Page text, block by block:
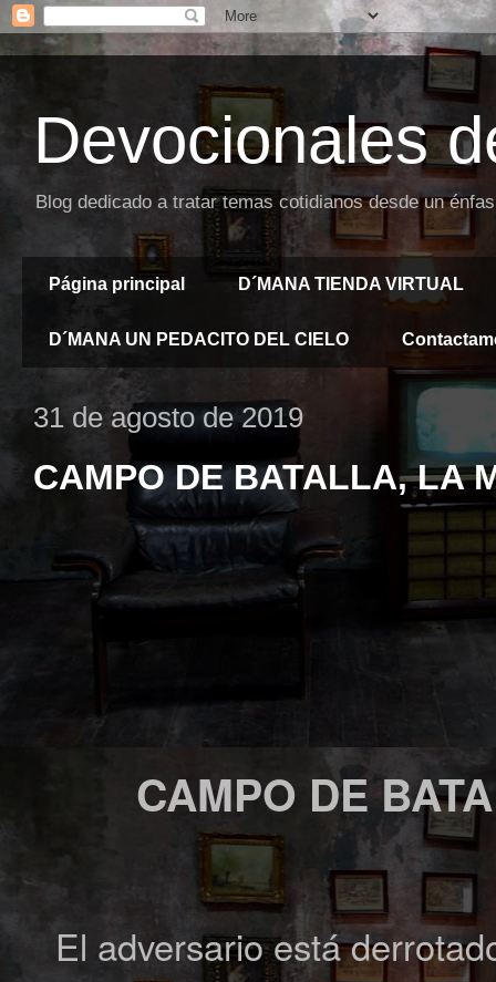
Devocionales
Blog dedicado a tratar temas cotidianos desde un
Página principal D´MANA TIENDA VIRTUAL
D´MANA UN PEDACITO DEL CIELO
31 de agosto de 2019
CAMPO DE BATALLA, LA
CAMPO DE
El adversario está